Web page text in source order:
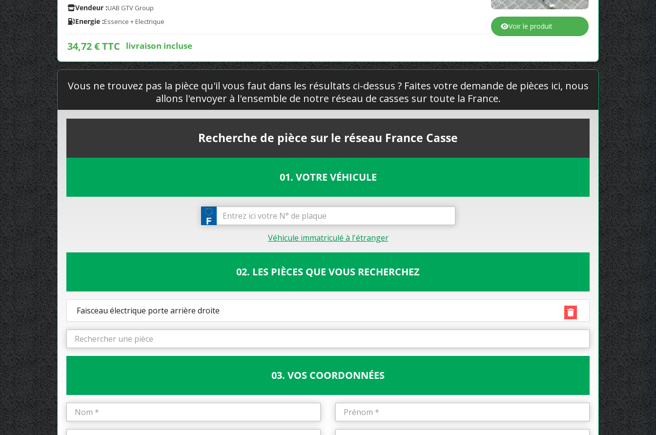
Vendeur :UAB GTV Group
Energie :Essence + Electrique
34,72 € TTC livraison incluse
Voir le produit
Vous ne trouvez pas la pièce qu'il vous faut dans les résultats ci-dessus ? Faites votre demande de pièces ici, nous
allons l'envoyer à l'ensemble de notre réseau de casses sur toute la France.
Recherche de pièce sur le réseau France Casse
01. VOTRE VÉHICULE
Véhicule immatriculé à l'étranger
02. LES PIÈCES QUE VOUS RECHERCHEZ
Faisceau électrique porte arrière droite
03. VOS COORDONNÉES